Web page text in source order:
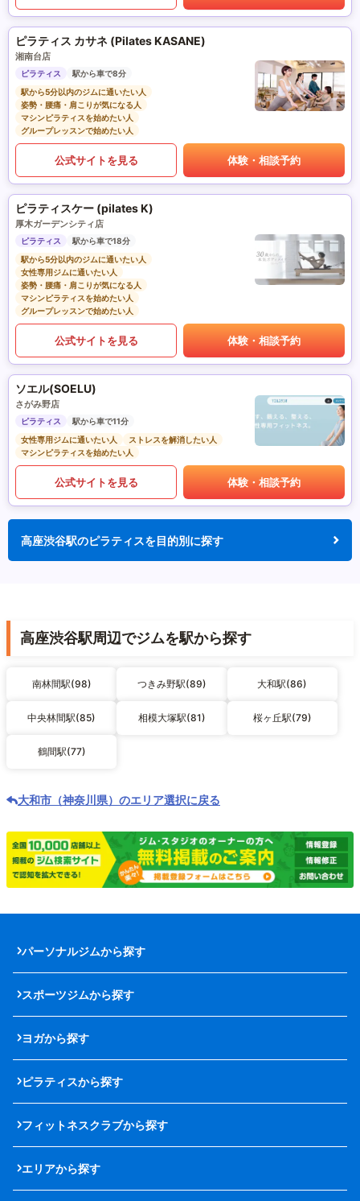
ピラティス カサネ (Pilates KASANE)
湘南台店
ピラティス
駅から車で8分
駅から5分以内のジムに通いたい人
姿勢・腰痛・肩こりが気になる人
マシンピラティスを始めたい人
グループレッスンで始めたい人
公式サイトを見る 体験・相談予約
ピラティスケー (pilates K)
厚木ガーデンシティ店
ピラティス
駅から車で18分
駅から5分以内のジムに通いたい人
女性専用ジムに通いたい人
姿勢・腰痛・肩こりが気になる人
マシンピラティスを始めたい人
グループレッスンで始めたい人
公式サイトを見る 体験・相談予約
ソエル(SOELU)
さがみ野店
ピラティス
駅から車で11分
女性専用ジムに通いたい人
ストレスを解消したい人
マシンピラティスを始めたい人
公式サイトを見る 体験・相談予約
高座渋谷駅のピラティスを目的別に探す
高座渋谷駅周辺でジムを駅から探す
南林間駅(98) つきみ野駅(89) 大和駅(86)
中央林間駅(85) 相模大塚駅(81) 桜ヶ丘駅(79)
鶴間駅(77)
大和市（神奈川県）のエリア選択に戻る
パーソナルジムから探す
スポーツジムから探す
ヨガから探す
ピラティスから探す
フィットネスクラブから探す
エリアから探す